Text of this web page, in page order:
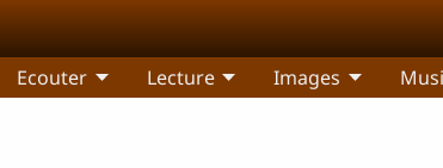
Ecouter Lecture Images